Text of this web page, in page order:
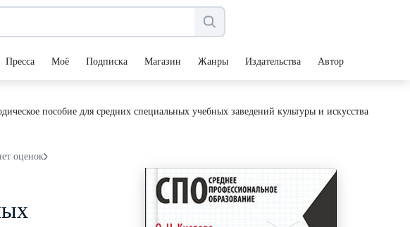
Пресса Моё Подписка Магазин Жанры Издательства Авторы
пособие для средних специальных учебных заведений культуры и искусства
оценок